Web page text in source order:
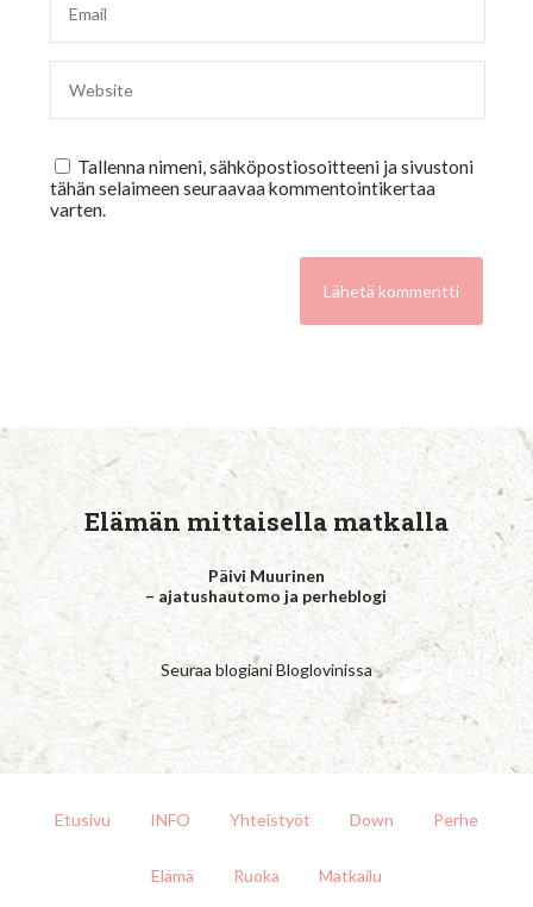
Tallenna nimeni, sähköpostiosoitteeni ja sivustoni
tähän selaimeen seuraavaa kommentointikertaa
varten.
Elämän mittaisella matkalla
Päivi Muurinen
– ajatushautomo ja perheblogi
Seuraa blogiani Bloglovinissa
Etusivu INFO Yhteistyöt Down Perhe
Elämä Ruoka Matkailu